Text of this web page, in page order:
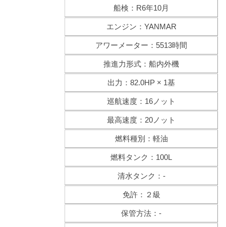
船検：R6年10月
エンジン：YANMAR
アワーメーター：5513時間
推進力形式：船内外機
出力：82.0HP × 1基
巡航速度：16ノット
最高速度：20ノット
燃料種別：軽油
燃料タンク：100L
清水タンク：-
免許：２級
保管方法：-